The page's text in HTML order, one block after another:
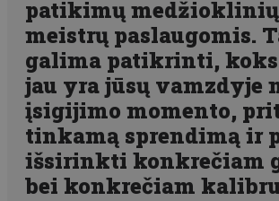
patikimų
meistrų paslaugomis.
galima patikrinti,
jau yra jūsų vamzdyje
įsigijimo momento,
tinkamą sprendimą ir
išsirinkti konkrečiam
bei konkrečiam